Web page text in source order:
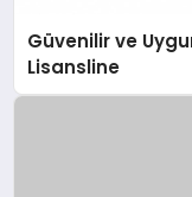
Güvenilir ve
Lisansline